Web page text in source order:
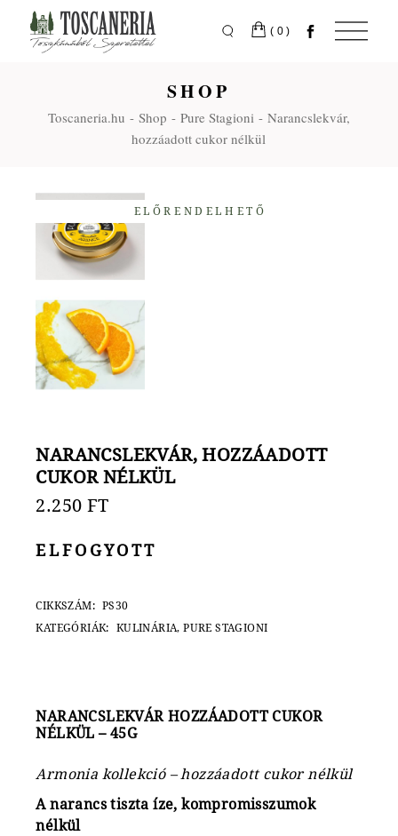
content
(0)
SHOP
Toscaneria.hu Shop Pure Stagioni
Narancslekvár,
hozzáadott cukor nélkül
ELŐRENDELHETŐ
NARANCSLEKVÁR, HOZZÁADOTT
CUKOR NÉLKÜL
2.250 FT
ELFOGYOTT
CIKKSZÁM: PS30
KATEGÓRIÁK:
KULINÁRIA,PURE STAGIONI
NARANCSLEKVÁR HOZZÁADOTT CUKOR
NÉLKÜL – 45G
Armonia kollekció – hozzáadott cukor nélkül
A narancs tiszta íze, kompromisszumok
nélkül